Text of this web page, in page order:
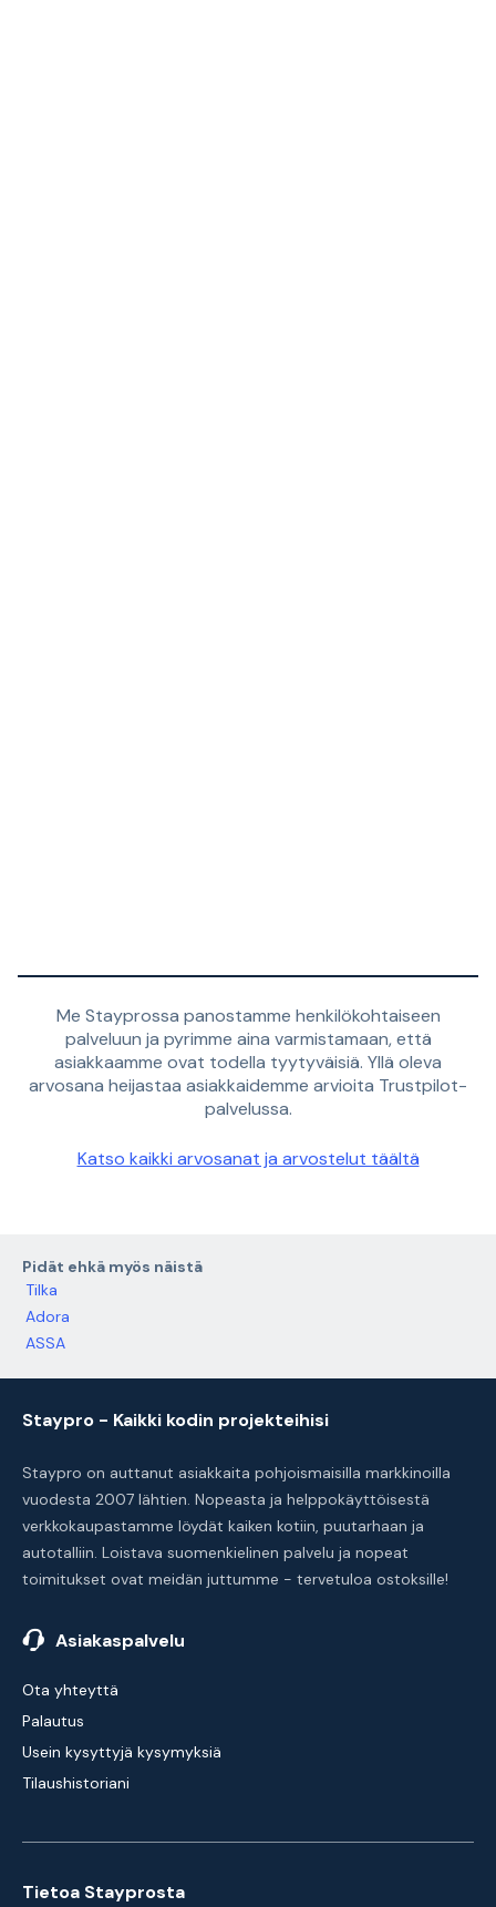
Me Stayprossa panostamme henkilökohtaiseen
palveluun ja pyrimme aina varmistamaan, että
asiakkaamme ovat todella tyytyväisiä. Yllä oleva
arvosana heijastaa asiakkaidemme arvioita Trustpilot-
palvelussa.
Katso kaikki arvosanat ja arvostelut täältä
Pidät ehkä myös näistä
Tilka
Adora
ASSA
Staypro - Kaikki kodin projekteihisi
Staypro on auttanut asiakkaita pohjoismaisilla markkinoilla
vuodesta 2007 lähtien. Nopeasta ja helppokäyttöisestä
verkkokaupastamme löydät kaiken kotiin, puutarhaan ja
autotalliin. Loistava suomenkielinen palvelu ja nopeat
toimitukset ovat meidän juttumme - tervetuloa ostoksille!
Asiakaspalvelu
Ota yhteyttä
Palautus
Usein kysyttyjä kysymyksiä
Tilaushistoriani
Tietoa Stayprosta